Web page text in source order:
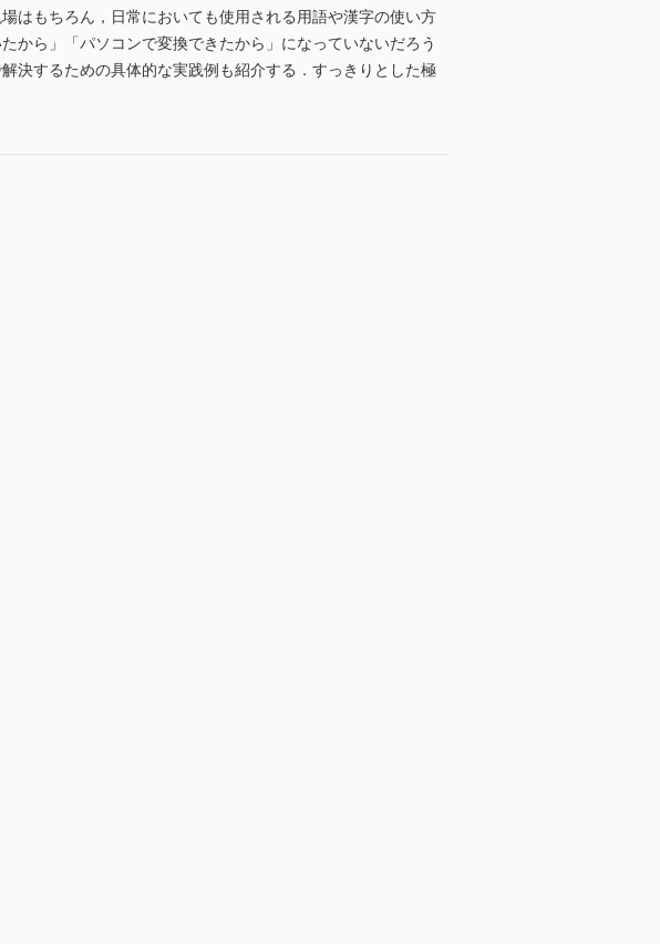
はもちろん，日常においても使用される用語や漢字の使い方
から」「パソコンで変換できたから」になっていないだろう
決するための具体的な実践例も紹介する．すっきりとした極